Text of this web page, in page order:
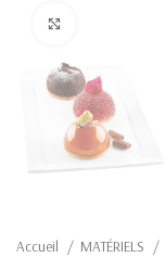
Accueil MATÉRIELS